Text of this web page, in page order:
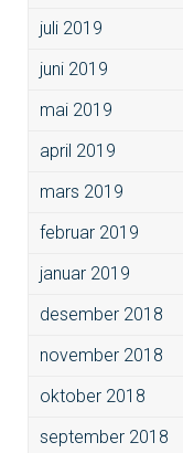
juli 2019
juni 2019
mai 2019
april 2019
mars 2019
februar 2019
januar 2019
desember 2018
november 2018
oktober 2018
september 2018